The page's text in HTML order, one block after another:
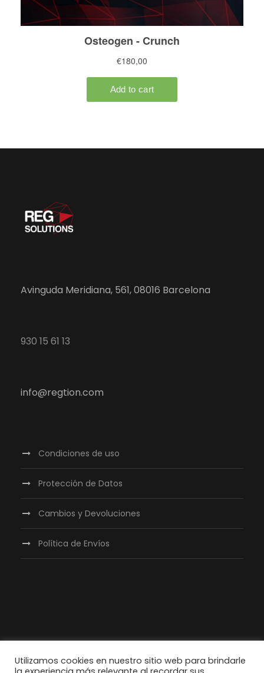
Avinguda Meridiana, 561, 08016 Barcelona
930 15 61 13
info@regtion.com
Condiciones de uso
Protección de Datos
Cambios y Devoluciones
Política de Envíos
Utilizamos cookies en nuestro sitio web para brindarle